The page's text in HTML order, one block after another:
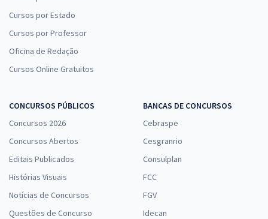
Cursos por Estado
Cursos por Professor
Oficina de Redação
Cursos Online Gratuitos
CONCURSOS PÚBLICOS
Concursos 2026
Concursos Abertos
Editais Publicados
Histórias Visuais
Notícias de Concursos
Questões de Concurso
BANCAS DE CONCURSOS
Cebraspe
Cesgranrio
Consulplan
FCC
FGV
Idecan